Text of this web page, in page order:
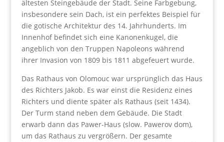
ältesten Steingebäude der Stadt. Seine Farbgebung,
insbesondere sein Dach, ist ein perfektes Beispiel für
die gotische Architektur des 14. Jahrhunderts. Im
Innenhof befindet sich eine Kanonenkugel, die
angeblich von den Truppen Napoleons während
ihrer Invasion von 1809 bis 1811 abgefeuert wurde.
Das Rathaus von Olomouc war ursprünglich das Haus
des Richters Jakob. Es war einst die Residenz eines
Richters und diente später als Rathaus (seit 1434).
Der Turm stand neben dem Gebäude. Die Stadt
erwarb dann das Pawer-Haus (slow. Pawerov dom),
um das Rathaus zu vergrößern. Der gesamte